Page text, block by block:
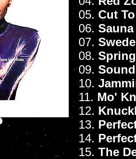
05. Cut
06.
07.
08. Spring
09.
10.
11. Mo'
12.
13.
14.
15. The